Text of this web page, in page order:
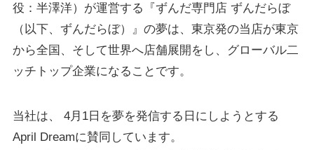
役：半澤洋）が運営する『ずんだ専門店 ずんだらぼ
（以下、ずんだらぼ）』の夢は、東京発の当店が東京
から全国、そして世界へ店舗展開をし、グローバル二
ッチトップ企業になることです。
当社は、 4月1日を夢を発信する日にしようとする
April Dreamに賛同しています。